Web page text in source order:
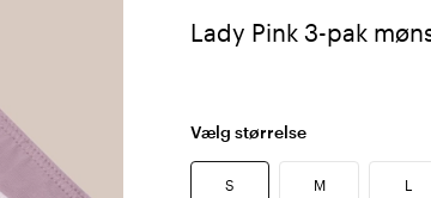
Lady Pink 3-pak
Vælg størrelse
S M L